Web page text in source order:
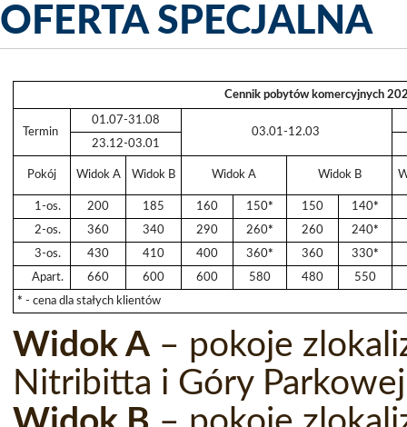
OFERTA SPECJALNA
Cennik pobytów komercyjnych
Termin
01.07-31.08
03.01-12.03
23.12-03.01
Pokój Widok A Widok B Widok A Widok B
1-os. 200 185 160 150* 150 140*
2-os.
360 340 290 260* 260 240*
3-os.
430 410 400 360* 360 330*
Apart.
660 600 600 580 480
550
* - cena dla stałych klientów
Widok A– pokoje
Nitribitta i Góry